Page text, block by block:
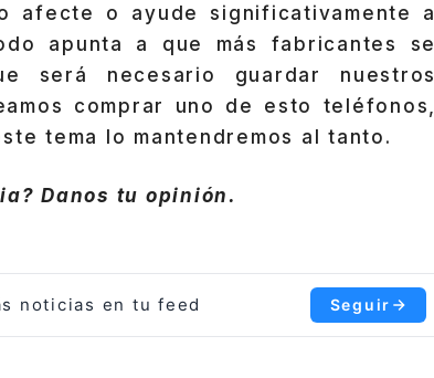
afecte o ayude significativamente a
apunta a que más fabricantes se
será necesario guardar nuestros
comprar uno de esto teléfonos,
tema lo mantendremos al tanto.
Danos tu opinión.
noticias en tu feed Seguir